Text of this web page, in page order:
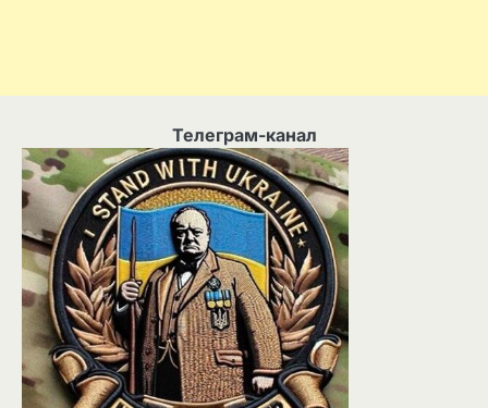
Телеграм-канал